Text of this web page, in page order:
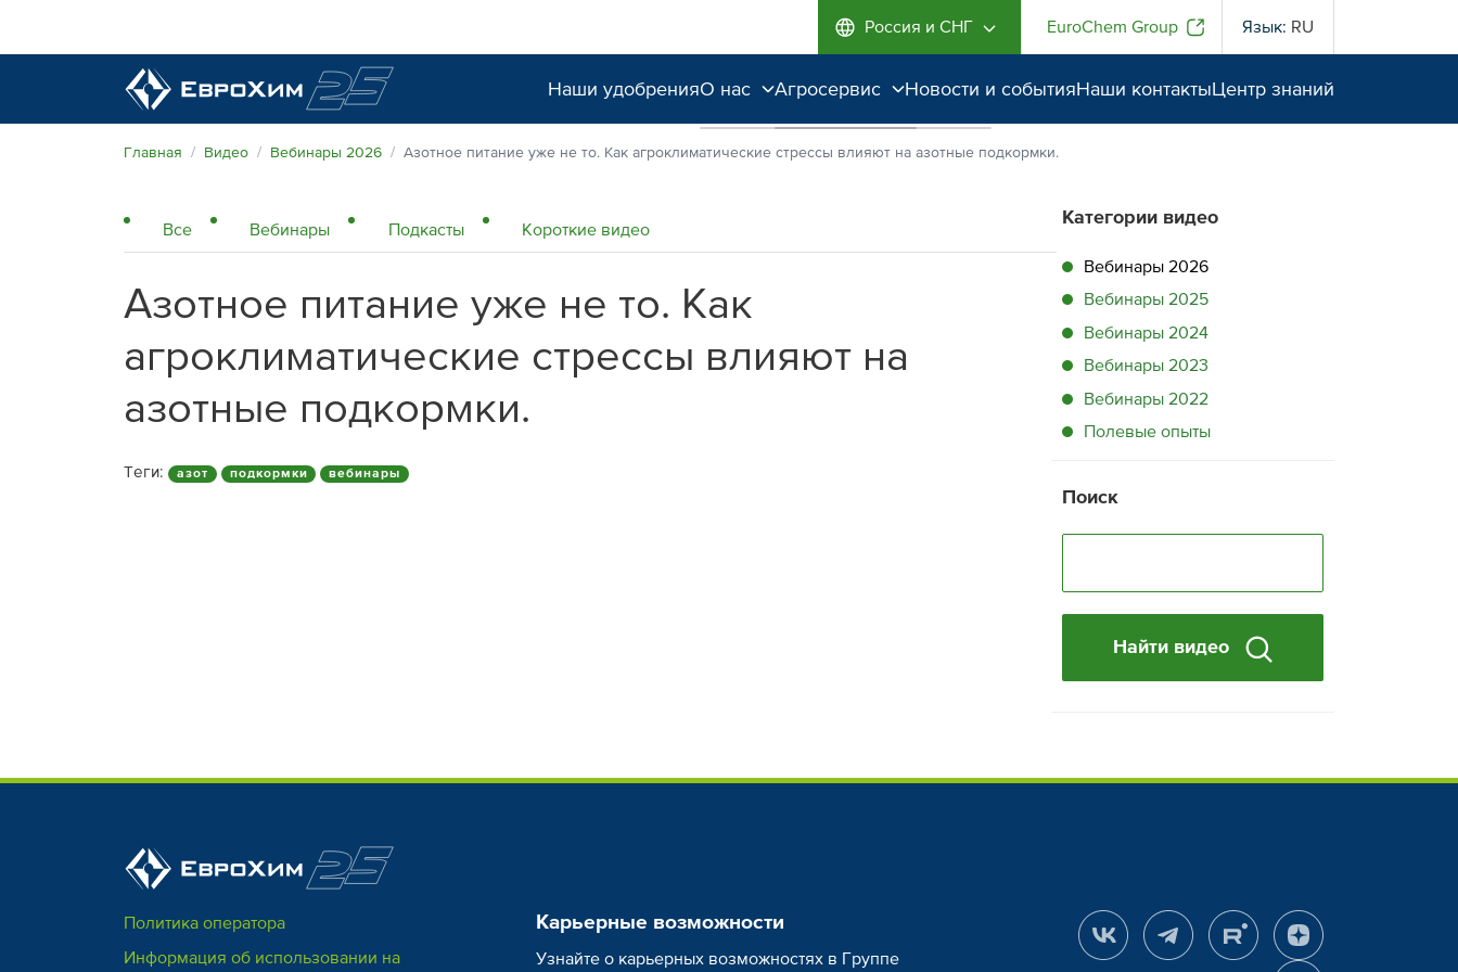
Россия и СНГ EuroChem Group Язык: RU
Наши удобренияО нас
Поддержка и
рынка
Экологичность
Агросервис
Агроэкспертиза
Новости и событияНаши контактыЦентр знаний
Наши удобрения
Качество от лидера рынка
Экологичность
Агроэкспертиза
Полевые опыты
Главная Видео Вебинары 2026 Азотное питание уже не то. Как агроклиматические стрессы влияют на азотные подкормки.
Все Вебинары Подкасты Короткие видео
Азотное питание уже не то. Как
агроклиматические стрессы влияют на
азотные подкормки.
Теги: азот подкормки вебинары
Категории видео
Вебинары 2026
Вебинары 2025
Вебинары 2024
Вебинары 2023
Вебинары 2022
Полевые опыты
Поиск
Найти видео
Политика оператора
Информация об использовании на
Карьерные возможности
Узнайте о карьерных возможностях в Группе